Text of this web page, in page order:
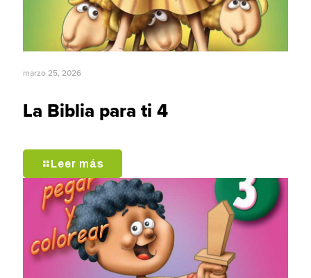
marzo 25, 2026
La Biblia para ti 4
Leer más